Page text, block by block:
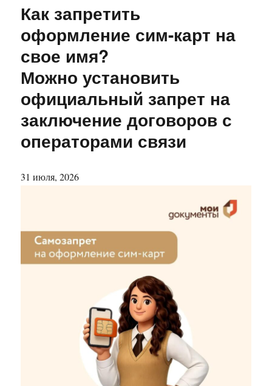
Как запретить
оформление сим-карт на
свое имя?
Можно установить
официальный запрет на
заключение договоров с
операторами связи
31 июля, 2026